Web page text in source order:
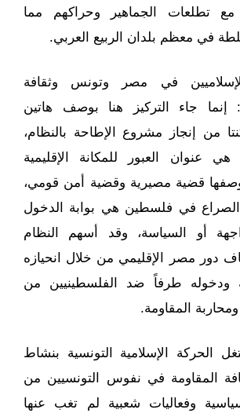
تطلعات الجماهير وحراكهم مما
في معظم بلدان الربيع العربي.
في مصر وتونس وثقافة
إنما جاء التركيز هنا بوصف هاتين
من إنجاز مشروع الإطاحة بالنظام،
عنوان العبور للمكانة الإقليمية
قضية مصيرية وقضية أمن قومي،
في فلسطين هي بوابة الدخول
أو السياسة، وقد أسهم النظام
دور مصر الإقليمي من خلال انحيازه
ودخوله طرفاً ضد الفلسطينيين من
المقاومة.
الحركة الإسلامية التونسية بنشاط
المقاومة في نفوس التونسيين من
وفعاليات شعبية لم تغب عنها